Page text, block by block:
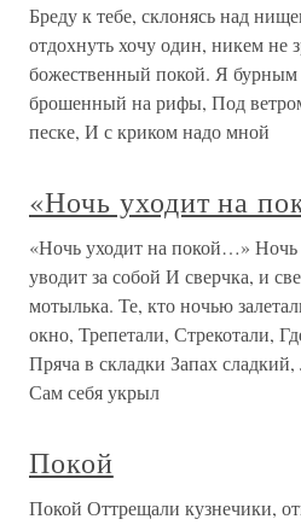
Бреду к тебе, склонясь над
отдохнуть хочу один, никем не
божественный покой. Я
брошенный на рифы, Под
песке, И с криком надо мной
«Ночь уходит на
«Ночь уходит на покой…»
уводит за собой И сверчка, и
мотылька. Те, кто ночью
окно, Трепетали, Стрекотали,
Пряча в складки Запах сладкий,
Сам себя укрыл
Покой
Покой Оттрещали кузнечики,